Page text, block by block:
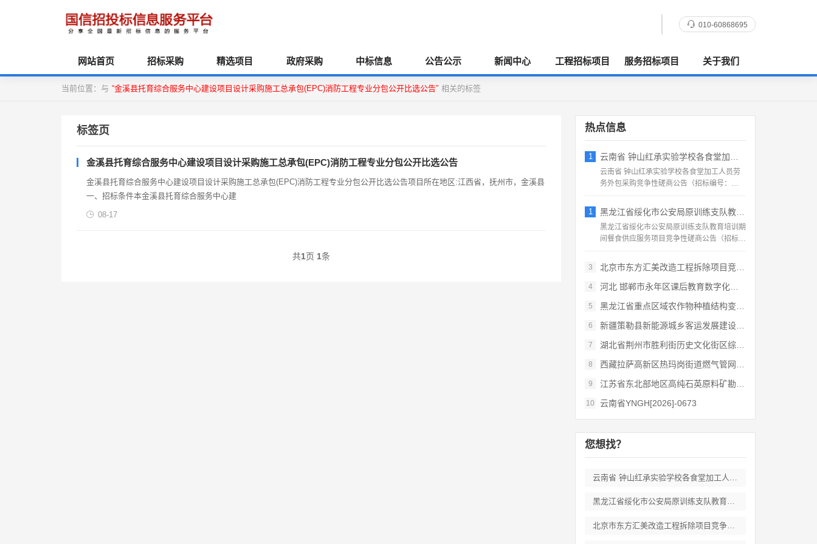
010-60868695
网站首页 招标采购 精选项目 政府采购 中标信息 公告公示 新闻中心 工程招标项目 服务招标项目 关于我们
当前位置：与 “金溪县托育综合服务中心建设项目设计采购施工总承包(EPC)消防工程专业分包公开比选公告” 相关的标签
标签页
金溪县托育综合服务中心建设项目设计采购施工总承包(EPC)消防工程专业分包公开比选公告
金溪县托育综合服务中心建设项目设计采购施工总承包(EPC)消防工程专业分包公开比选公告项目所在地区:江西省，抚州市，金溪县
一、招标条件本金溪县托育综合服务中心建
08-17
共1页 1条
热点信息
1 云南省 钟山红承实验学校各食堂加工人员劳
云南省 钟山红承实验学校各食堂加工人员劳
务外包采购竞争性磋商公告（招标编号：
1 黑龙江省绥化市公安局原训练支队教育培训期
黑龙江省绥化市公安局原训练支队教育培训期
间餐食供应服务项目竞争性磋商公告（招标编
3
北京市东方汇美改造工程拆除项目竞争性磋商
4 河北 邯郸市永年区课后教育数字化管理平台
5 黑龙江省重点区域农作物种植结构变化遥感
6 新疆策勒县新能源城乡客运发展建设项目
7 湖北省荆州市胜利街历史文化街区综合开发和
8 西藏拉萨高新区热玛岗街道燃气管网全覆盖延
9 江苏省东北部地区高纯石英原料矿勘查岩心钻
10 云南省YNGH[2026]-0673
您想找？
云南省 钟山红承实验学校各食堂加工人员劳
黑龙江省绥化市公安局原训练支队教育培训期